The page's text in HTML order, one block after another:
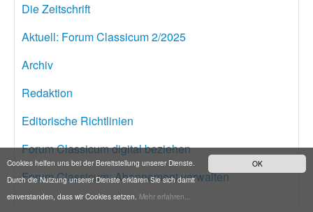
OK
Cookies helfen uns bei der Bereitstellung unserer Dienste.
Durch die Nutzung unserer Dienste erklären Sie sich damit
einverstanden, dass wir Cookies setzen. Mehr erfahren...
Die Zeitschrift
Aktuell: Forum Classicum 2/2025
Archiv
Redaktion
Editorische Richtlinien
Forum Classicum digital beziehen
Forum Classicum: Abonnement verwalten